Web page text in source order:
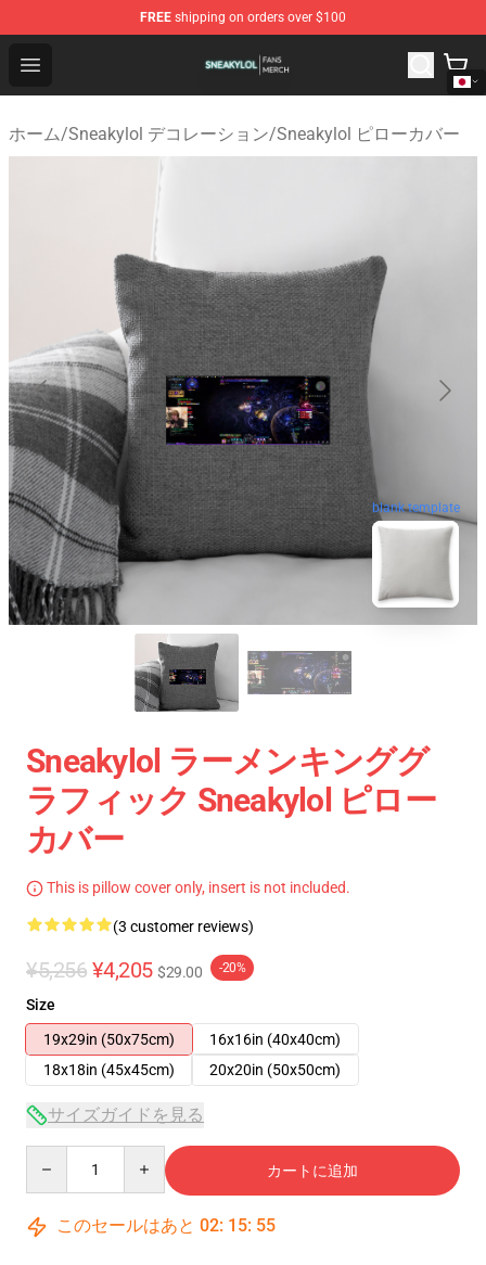
FREE shipping on orders over $100
Open menu
Sneakylol Shop - Official Sneakylol Merchandise Store
ホーム/Sneakylol デコレーション/Sneakylol ピローカバー
blank template
Sneakylol ラーメンキンググ
ラフィック Sneakylol ピロー
カバー
This is pillow cover only, insert is not included.
(3 customer reviews)
¥5,256 ¥4,205 $29.00 -20%
Size
19x29in (50x75cm)
16x16in (40x40cm)
18x18in (45x45cm)
20x20in (50x50cm)
サイズガイドを見る
カートに追加
このセールはあと 02: 15: 55